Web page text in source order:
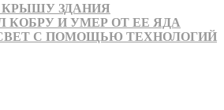
КРЫШУ ЗДАНИЯ
И УМЕР ОТ ЕЕ ЯДА
С ПОМОЩЬЮ ТЕХНОЛОГИЙ